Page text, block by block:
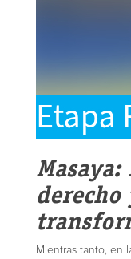
Masaya:
Mientras tanto, en